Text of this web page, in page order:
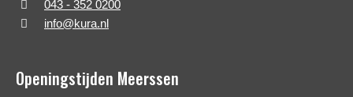
043 - 352 0200
info@kura.nl
Openingstijden Meerssen